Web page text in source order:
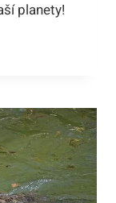
planety!